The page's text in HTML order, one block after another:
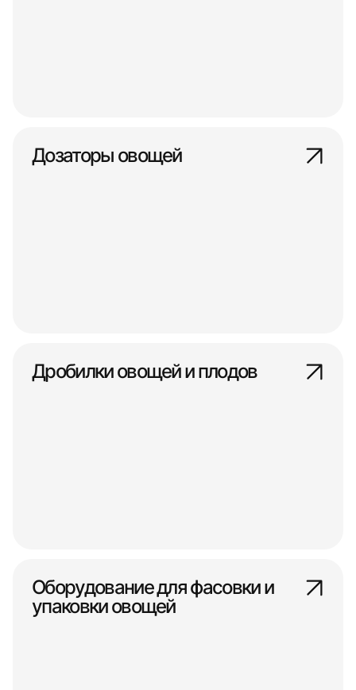
Дозаторы овощей
Дробилки овощей и плодов
Оборудование для фасовки и
упаковки овощей